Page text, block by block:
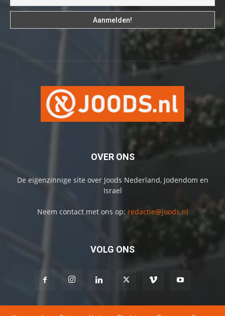
OVER ONS
De eigenzinnige site over Joods Nederland, Jodendom en
Israel
Neem contact met ons op: redactie@joods.nl
VOLG ONS